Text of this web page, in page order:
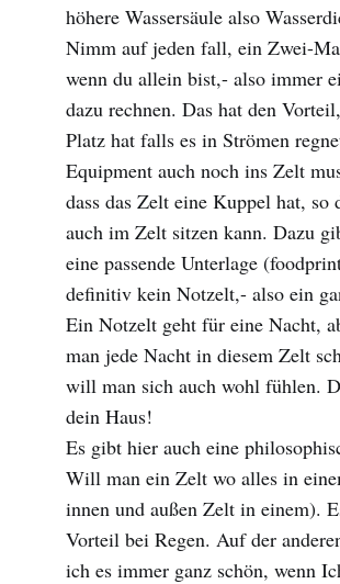
höhere Wassersäule also
Nimm auf jeden fall, ein Zwei-
wenn du allein bist,- also immer
dazu rechnen. Das hat den
Platz hat falls es in Strömen
Equipment auch noch ins Zelt
dass das Zelt eine Kuppel hat, so
auch im Zelt sitzen kann. Dazu
eine passende Unterlage
definitiv kein Notzelt,- also ein
Ein Notzelt geht für eine Nacht,
man jede Nacht in diesem Zelt
will man sich auch wohl fühlen.
dein Haus!
Es gibt hier auch eine
Will man ein Zelt wo alles in
innen und außen Zelt in einem).
Vorteil bei Regen. Auf der
ich es immer ganz schön, wenn